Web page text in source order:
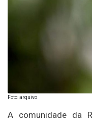
Foto: arquivo
A comunidade da